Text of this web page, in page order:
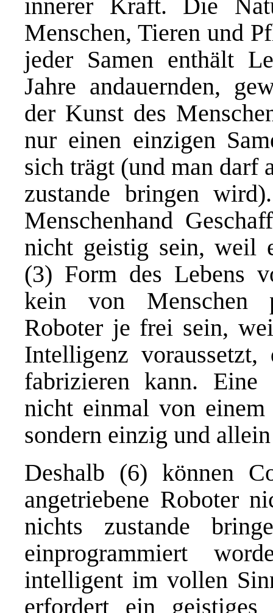
innerer Kraft. Die
Menschen, Tieren und
jeder Samen enthält
Jahre andauernden,
der Kunst des
nur einen einzigen
sich trägt (und man darf
zustande bringen
Menschenhand
nicht geistig sein, weil
(3) Form des Lebens
kein von Menschen
Roboter je frei sein,
Intelligenz
fabrizieren kann.
nicht einmal von
sondern einzig und
Deshalb (6) können
angetriebene Roboter
nichts zustande
einprogrammiert
intelligent im vollen
erfordert ein